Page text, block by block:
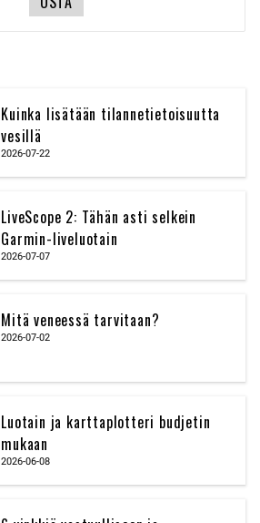
Kuinka lisätään tilannetietoisuutta
vesillä
2026-07-22
LiveScope 2: Tähän asti selkein
Garmin-liveluotain
2026-07-07
Mitä veneessä tarvitaan?
2026-07-02
Luotain ja karttaplotteri budjetin
mukaan
2026-06-08